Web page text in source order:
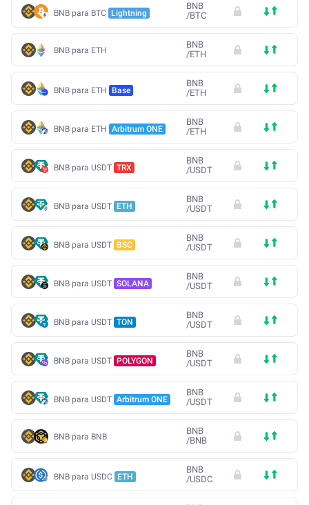
BNB para BTC Lightning
BNB
/BTC
BNB para ETH
BNB
/ETH
BNB para ETH Base
BNB
/ETH
BNB para ETH Arbitrum ONE
BNB
/ETH
BNB para USDT TRX
BNB
/USDT
BNB para USDT ETH
BNB
/USDT
BNB para USDT BSC
BNB
/USDT
BNB para USDT SOLANA
BNB
/USDT
BNB para USDT TON
BNB
/USDT
BNB para USDT POLYGON
BNB
/USDT
BNB para USDT Arbitrum ONE
BNB
/USDT
BNB para BNB
BNB
/BNB
BNB para USDC ETH
BNB
/USDC